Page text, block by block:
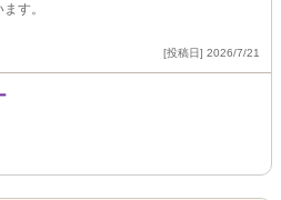
す。
[投稿日] 2026/7/21